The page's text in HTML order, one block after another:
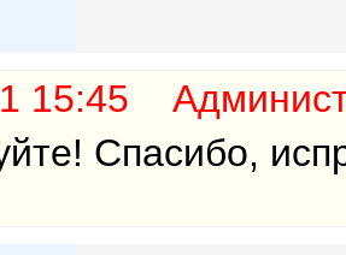
15:45
Спасибо,